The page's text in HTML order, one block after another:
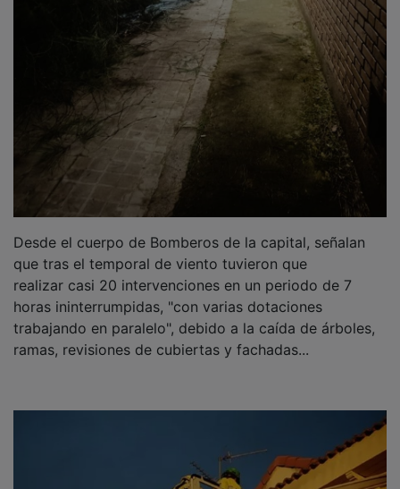
que tras el temporal de viento tuvieron que
realizar casi 20 intervenciones en un periodo de 7
horas ininterrumpidas, "con varias dotaciones
trabajando en paralelo", debido a la caída de árboles,
ramas, revisiones de cubiertas y fachadas...